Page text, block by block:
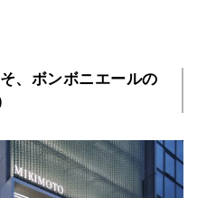
、ボンボニエールの